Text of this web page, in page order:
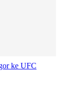
ke UFC